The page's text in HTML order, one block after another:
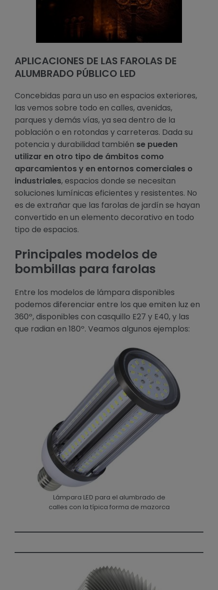
APLICACIONES DE LAS FAROLAS DE
ALUMBRADO PÚBLICO LED
Concebidas para un uso en espacios exteriores,
las vemos sobre todo en calles, avenidas,
parques y demás vías, ya sea dentro de la
población o en rotondas y carreteras. Dada su
potencia y durabilidad también se pueden
utilizar en otro tipo de ámbitos como
aparcamientos y en entornos comerciales o
industriales, espacios donde se necesitan
soluciones lumínicas eficientes y resistentes. No
es de extrañar que las farolas de jardín se hayan
convertido en un elemento decorativo en todo
tipo de espacios.
Principales modelos de
bombillas para farolas
Entre los modelos de lámpara disponibles
podemos diferenciar entre los que emiten luz en
360º, disponibles con casquillo E27 y E40, y las
que radian en 180º. Veamos algunos ejemplos:
Lámpara LED para el alumbrado de
calles con la típica forma de mazorca